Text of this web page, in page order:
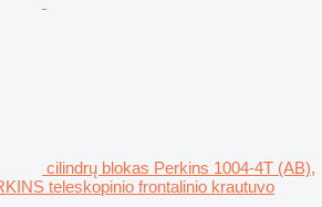
cilindrų blokas Perkins 1004-4T (AB),
teleskopinio frontalinio krautuvo